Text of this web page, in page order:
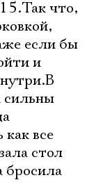
что,
если бы
и
сильны
как все
стол
бросила